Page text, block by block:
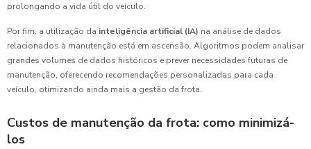
prolongando a vida útil do veículo.
Por fim, a utilização da inteligência artificial (IA) na análise de dados
relacionados à manutenção está em ascensão. Algoritmos podem analisar
grandes volumes de dados históricos e prever necessidades futuras de
manutenção, oferecendo recomendações personalizadas para cada
veículo, otimizando ainda mais a gestão da frota.
Custos de manutenção da frota: como minimizá-
los